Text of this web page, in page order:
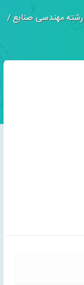
رشته مهندسی صنایع/